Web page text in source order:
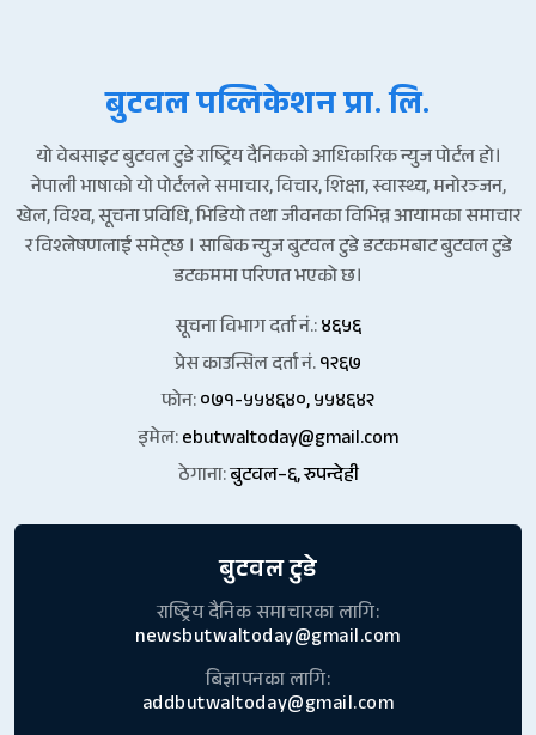
बुटवल पव्लिकेशन प्रा. लि.
यो वेबसाइट बुटवल टुडे राष्ट्रिय दैनिकको आधिकारिक न्युज पोर्टल हो।
नेपाली भाषाको यो पोर्टलले समाचार, विचार, शिक्षा, स्वास्थ्य, मनोरञ्जन,
खेल, विश्व, सूचना प्रविधि, भिडियो तथा जीवनका विभिन्न आयामका समाचार
र विश्लेषणलाई समेट्छ । साबिक न्युज बुटवल टुडे डटकमबाट बुटवल टुडे
डटकममा परिणत भएको छ।
सूचना विभाग दर्ता नं.:४६५६
प्रेस काउन्सिल दर्ता नं.१२६७
फोन:०७१-५५४६४०, ५५४६४२
इमेल:ebutwaltoday@gmail.com
ठेगाना:बुटवल–६, रुपन्देही
बुटवल टुडे
राष्ट्रिय दैनिक समाचारका लागि:
newsbutwaltoday@gmail.com
बिज्ञापनका लागि:
addbutwaltoday@gmail.com